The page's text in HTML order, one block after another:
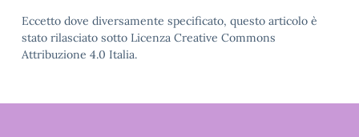
Eccetto dove diversamente specificato, questo articolo è
stato rilasciato sotto Licenza Creative Commons
Attribuzione 4.0 Italia.